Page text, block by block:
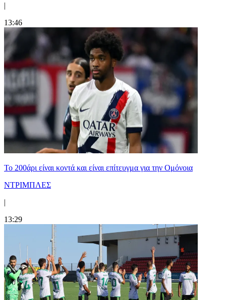
|
13:46
Το 200άρι είναι κοντά και είναι επίτευγμα για την Ομόνοια
ΝΤΡΙΜΠΛΕΣ
|
13:29